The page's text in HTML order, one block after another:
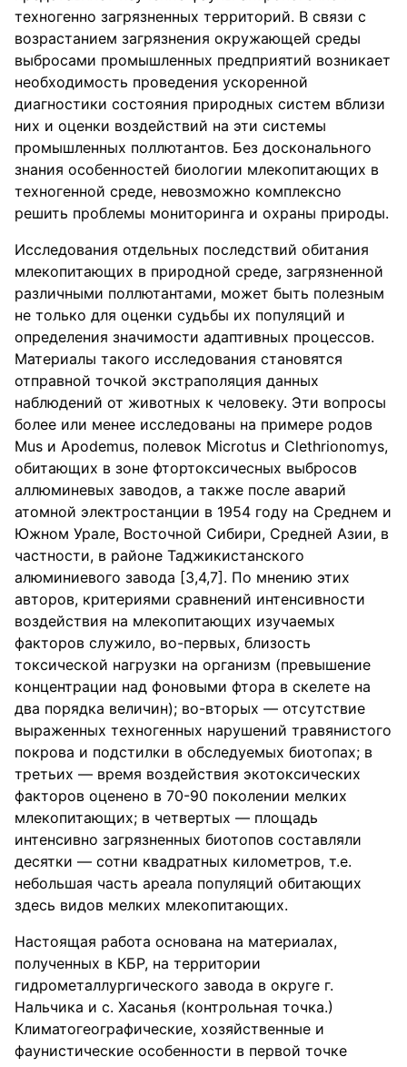
техногенно загрязненных территорий. В связи с
возрастанием загрязнения окружающей среды
выбросами промышленных предприятий возникает
необходимость проведения ускоренной
диагностики состояния природных систем вблизи
них и оценки воздействий на эти системы
промышленных поллютантов. Без досконального
знания особенностей биологии млекопитающих в
техногенной среде, невозможно комплексно
решить проблемы мониторинга и охраны природы.
Исследования отдельных последствий обитания
млекопитающих в природной среде, загрязненной
различными поллютантами, может быть полезным
не только для оценки судьбы их популяций и
определения значимости адаптивных процессов.
Материалы такого исследования становятся
отправной точкой экстраполяция данных
наблюдений от животных к человеку. Эти вопросы
более или менее исследованы на примере родов
Mus и Apodemus, полевок Microtus и Clethrionomys,
обитающих в зоне фтортоксичесных выбросов
аллюминевых заводов, а также после аварий
атомной электростанции в 1954 году на Среднем и
Южном Урале, Восточной Сибири, Средней Азии, в
частности, в районе Таджикистанского
алюминиевого завода [3,4,7]. По мнению этих
авторов, критериями сравнений интенсивности
воздействия на млекопитающих изучаемых
факторов служило, во-первых, близость
токсической нагрузки на организм (превышение
концентрации над фоновыми фтора в скелете на
два порядка величин); во-вторых — отсутствие
выраженных техногенных нарушений травянистого
покрова и подстилки в обследуемых биотопах; в
третьих — время воздействия экотоксических
факторов оценено в 70-90 поколении мелких
млекопитающих; в четвертых — площадь
интенсивно загрязненных биотопов составляли
десятки — сотни квадратных километров, т.е.
небольшая часть ареала популяций обитающих
здесь видов мелких млекопитающих.
Настоящая работа основана на материалах,
полученных в КБР, на территории
гидрометаллургического завода в округе г.
Нальчика и с. Хасанья (контрольная точка.)
Климатогеографические, хозяйственные и
фаунистические особенности в первой точке